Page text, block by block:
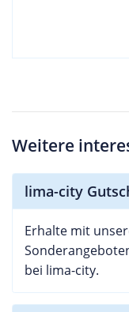
Weitere
lima-city
Erhalte mit
bei lima-city.